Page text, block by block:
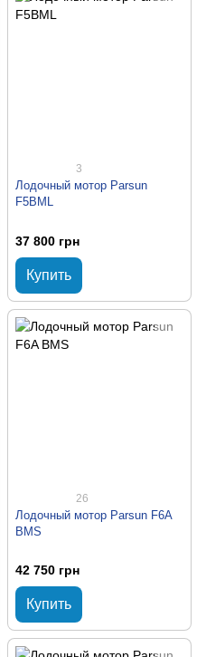
3
Лодочный мотор Parsun
F5BML
37 800 грн
Купить
26
Лодочный мотор Parsun F6A
BMS
42 750 грн
Купить